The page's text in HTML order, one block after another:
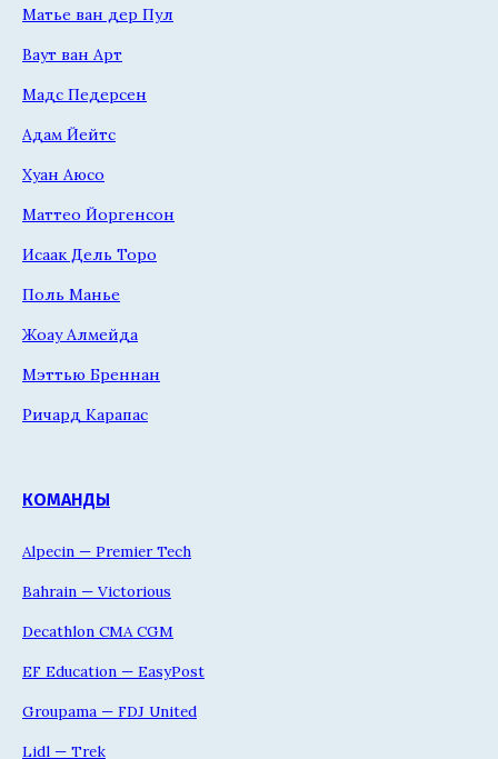
Матье ван дер Пул
Ваут ван Арт
Мадс Педерсен
Адам Йейтс
Хуан Аюсо
Маттео Йоргенсон
Исаак Дель Торо
Поль Манье
Жоау Алмейда
Мэттью Бреннан
Ричард Карапас
КОМАНДЫ
Alpecin — Premier Tech
Bahrain — Victorious
Decathlon CMA CGM
EF Education — EasyPost
Groupama — FDJ United
Lidl — Trek